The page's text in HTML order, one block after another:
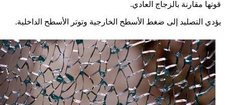
قوتها مقارنة بالزجاج العادي.
يؤدي التصليد إلى ضغط الأسطح الخارجية وتوتر الأسطح الداخلية.